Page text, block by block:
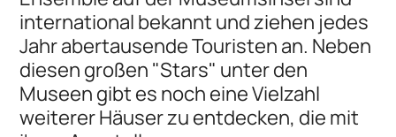
international bekannt und ziehen jedes
Jahr abertausende Touristen an. Neben
diesen großen "Stars" unter den
Museen gibt es noch eine Vielzahl
weiterer Häuser zu entdecken, die mit